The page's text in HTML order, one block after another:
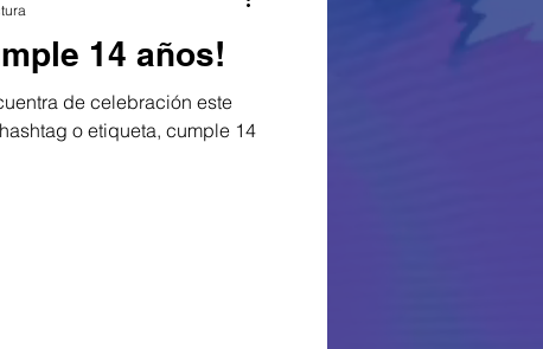
14 años!
de celebración este
o etiqueta, cumple 14